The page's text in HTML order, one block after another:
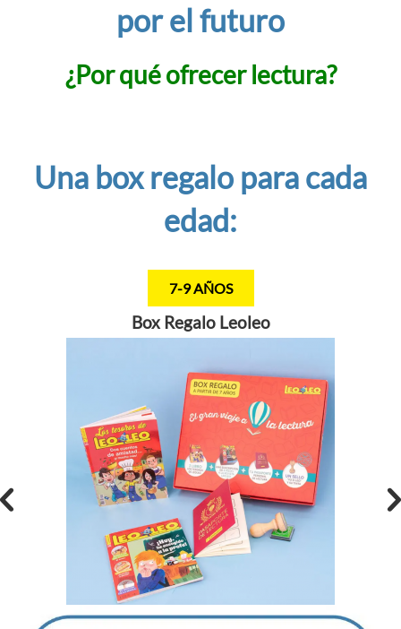
por el futuro
¿Por qué ofrecer lectura?
Una box regalo para cada
edad:
7-9 AÑOS
Box Regalo Leoleo